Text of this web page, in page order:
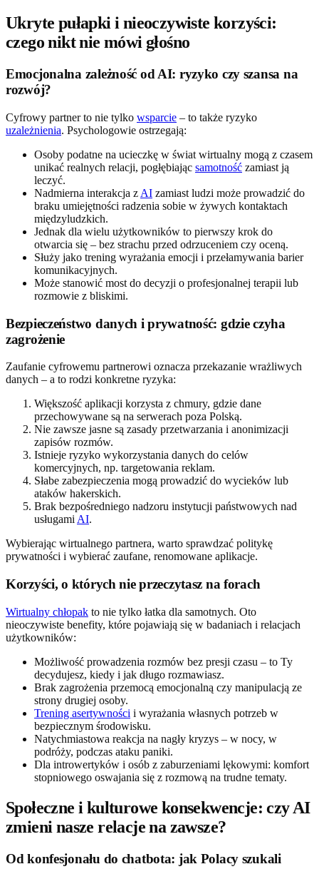
Ukryte pułapki i nieoczywiste korzyści:
czego nikt nie mówi głośno
Emocjonalna zależność od AI: ryzyko czy szansa na
rozwój?
Cyfrowy partner to nie tylko wsparcie – to także ryzyko
uzależnienia. Psychologowie ostrzegają:
Osoby podatne na ucieczkę w świat wirtualny mogą z czasem
unikać realnych relacji, pogłębiając samotność zamiast ją
leczyć.
Nadmierna interakcja z AI zamiast ludzi może prowadzić do
braku umiejętności radzenia sobie w żywych kontaktach
międzyludzkich.
Jednak dla wielu użytkowników to pierwszy krok do
otwarcia się – bez strachu przed odrzuceniem czy oceną.
Służy jako trening wyrażania emocji i przełamywania barier
komunikacyjnych.
Może stanowić most do decyzji o profesjonalnej terapii lub
rozmowie z bliskimi.
Bezpieczeństwo danych i prywatność: gdzie czyha
zagrożenie
Zaufanie cyfrowemu partnerowi oznacza przekazanie wrażliwych
danych – a to rodzi konkretne ryzyka:
Większość aplikacji korzysta z chmury, gdzie dane
przechowywane są na serwerach poza Polską.
Nie zawsze jasne są zasady przetwarzania i anonimizacji
zapisów rozmów.
Istnieje ryzyko wykorzystania danych do celów
komercyjnych, np. targetowania reklam.
Słabe zabezpieczenia mogą prowadzić do wycieków lub
ataków hakerskich.
Brak bezpośredniego nadzoru instytucji państwowych nad
usługamiAI.
Wybierając wirtualnego partnera, warto sprawdzać politykę
prywatności i wybierać zaufane, renomowane aplikacje.
Korzyści, o których nie przeczytasz na forach
Wirtualny chłopak to nie tylko łatka dla samotnych. Oto
nieoczywiste benefity, które pojawiają się w badaniach i relacjach
użytkowników:
Możliwość prowadzenia rozmów bez presji czasu – to Ty
decydujesz, kiedy i jak długo rozmawiasz.
Brak zagrożenia przemocą emocjonalną czy manipulacją ze
strony drugiej osoby.
Trening asertywności i wyrażania własnych potrzeb w
bezpiecznym środowisku.
Natychmiastowa reakcja na nagły kryzys – w nocy, w
podróży, podczas ataku paniki.
Dla introwertyków i osób z zaburzeniami lękowymi: komfort
stopniowego oswajania się z rozmową na trudne tematy.
Społeczne i kulturowe konsekwencje: czy AI
zmieni nasze relacje na zawsze?
Od konfesjonału do chatbota: jak Polacy szukali